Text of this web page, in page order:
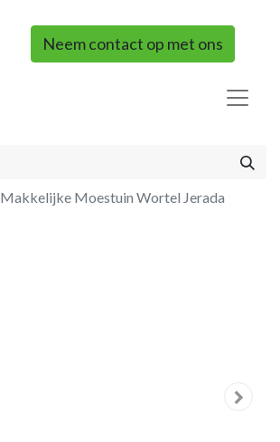
Neem contact op met ons
Makkelijke Moestuin Wortel Jerada